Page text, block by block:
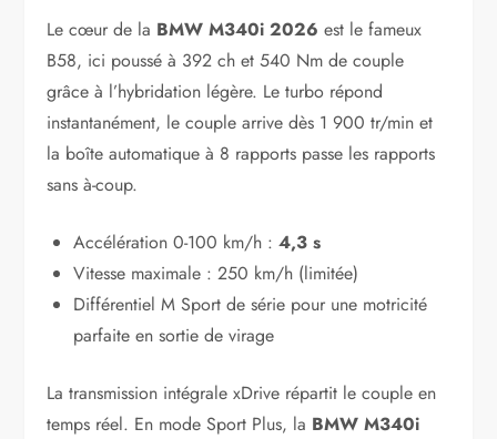
Le cœur de la BMW M340i 2026 est le fameux
B58, ici poussé à 392 ch et 540 Nm de couple
grâce à l’hybridation légère. Le turbo répond
instantanément, le couple arrive dès 1 900 tr/min et
la boîte automatique à 8 rapports passe les rapports
sans à-coup.
Accélération 0-100 km/h :4,3 s
Vitesse maximale : 250 km/h (limitée)
Différentiel M Sport de série pour une motricité
parfaite en sortie de virage
La transmission intégrale xDrive répartit le couple en
temps réel. En mode Sport Plus, la BMW M340i